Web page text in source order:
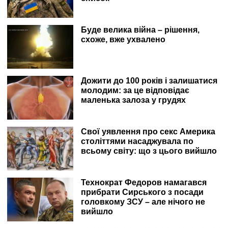
собою немає і треба заощаджувати. За годину
приїхав майстер і почав мене рятувати. Він відчинив
двері, але кабіна виявилася трохи нижчою за поріг.
Добре, що майстер разом із охоронцем мені
допомогли, взяли за руки та витягли мене.Світло
увімкнули аж через чотири години, тому мені ще
пощастило. Але після цього випадку я ще довго не
години : "Я живу на 20 поверсі, тому щодня
піднімаюся на ліфті, коли є світло. Скажімо так,
клаустрофобії у мене немає, тому належу до цього
філософськи: застряну так застряну. Просто щоразу
бігати туди -сюди на 20 поверх - не варіант, тому
відчуваю долю на удачу.Але нещодавно так просидів
у ліфті чотири години із сусідами та собакою. Приїхав
після роботи, світло ще було, але як тільки ми сіли в
ліфт і проїхали поверхів п'ять, ліфт зупинився, світло
згасло. Пощастило, що ліфт не маленький, як у
хрущовках, і було десь розвернутися. Але загалом
дуже неприємно. Темрява, дихати нічим і хтось ще до
нас застряг і використав вміст "тривожної скриньки",
де була вода. Собаці було найважче: вона не
розуміла, що відбувається, і від безвиході почала
Буде велика війна – рішення,
схоже, вже ухвалено
Дожити до 100 років і залишатися
молодим: за це відповідає
маленька залоза у грудях
Свої уявлення про секс Америка
століттями насаджувала по
всьому світу: що з цього вийшло
Технократ Федоров намагався
прибрати Сирського з посади
головкому ЗСУ – але нічого не
вийшло